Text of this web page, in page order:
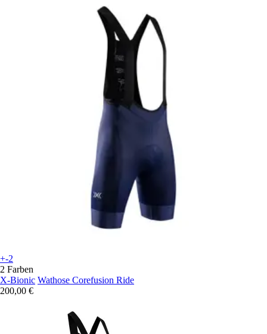
+-2
2 Farben
X-Bionic Wathose Corefusion Ride
200,00 €